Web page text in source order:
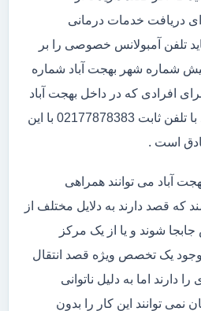
دریافت خدمات درمانی
تلفن آمبولانس خصوصی را بر
کردن پیش شماره شهر بهجت آباد شماره
افرادی که در داخل بهجت آباد
ساکن هستند و قصد دارند با تلفن ثابت 02177878383 با این
است .
آباد می توانند همراهی
که قصد دارند به دلایل مختلف از
شوند و یا از یک مرکز
وجود یک تخصص ویژه قصد انتقال
دارند اما به دلیل ناتوانی
توانند این کار را بدون